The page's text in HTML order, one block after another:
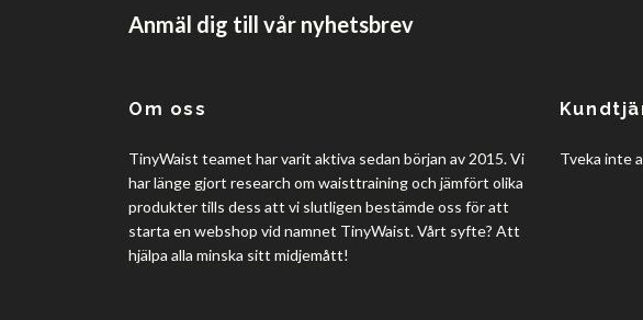
Anmäl dig till vår nyhetsbrev
Om oss
TinyWaist teamet har varit aktiva sedan början av 2015. Vi
har länge gjort research om waisttraining och jämfört olika
produkter tills dess att vi slutligen bestämde oss för att
starta en webshop vid namnet TinyWaist. Vårt syfte? Att
hjälpa alla minska sitt midjemått!
Tveka inte